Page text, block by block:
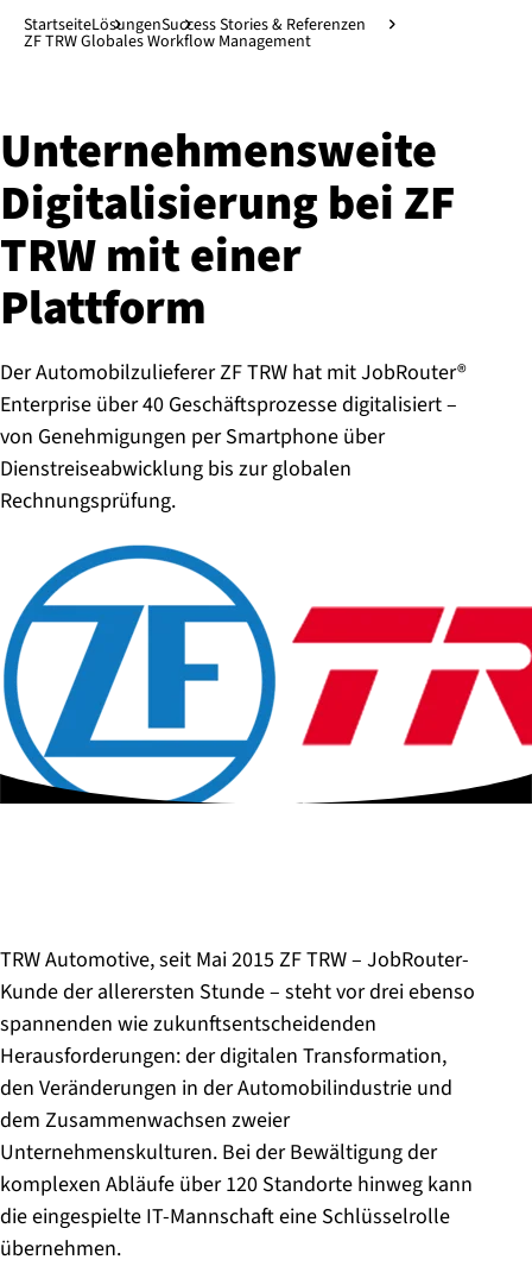
Direkt zum Hauptinhalt↓
StartseiteLösungenSuccess Stories & Referenzen
ZF TRW Globales Workflow Management
Un­ter­neh­mens­wei­te
Di­gi­ta­li­sie­rung bei ZF
TRW mit einer
Plattform
Der Automobilzulieferer ZF TRW hat mit JobRouter®
Enterprise über 40 Geschäftsprozesse digitalisiert –
von Genehmigungen per Smartphone über
Dienstreiseabwicklung bis zur globalen
Rechnungsprüfung.
TRW Automotive, seit Mai 2015 ZF TRW – JobRouter-
Kunde der allerersten Stunde – steht vor drei ebenso
spannenden wie zukunftsentscheidenden
Herausforderungen: der digitalen Transformation,
den Veränderungen in der Automobilindustrie und
dem Zusammenwachsen zweier
Unternehmenskulturen. Bei der Bewältigung der
komplexen Abläufe über 120 Standorte hinweg kann
die eingespielte IT-Mannschaft eine Schlüsselrolle
übernehmen.